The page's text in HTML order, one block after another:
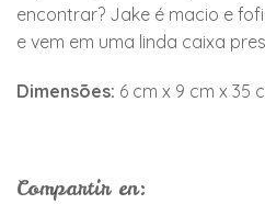
encontrar? Jake é macio e
e vem em uma linda caixa
Dimensões: 6 cm x 9 cm x 35
Compartir en: